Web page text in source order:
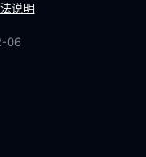
说明
06